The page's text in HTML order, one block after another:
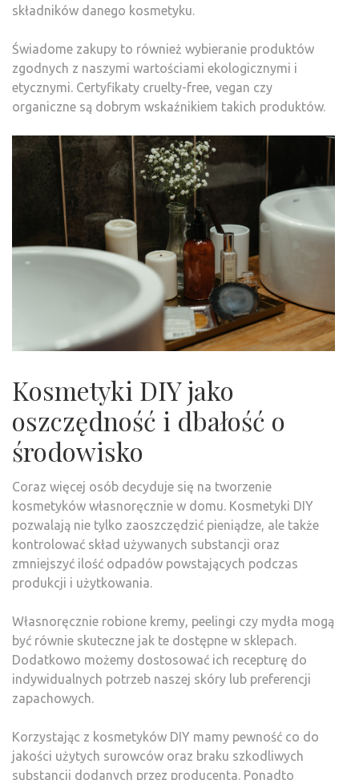
składników danego kosmetyku.
Świadome zakupy to również wybieranie produktów
zgodnych z naszymi wartościami ekologicznymi i
etycznymi. Certyfikaty cruelty-free, vegan czy
organiczne są dobrym wskaźnikiem takich produktów.
Kosmetyki DIY jako
oszczędność i dbałość o
środowisko
Coraz więcej osób decyduje się na tworzenie
kosmetyków własnoręcznie w domu. Kosmetyki DIY
pozwalają nie tylko zaoszczędzić pieniądze, ale także
kontrolować skład używanych substancji oraz
zmniejszyć ilość odpadów powstających podczas
produkcji i użytkowania.
Własnoręcznie robione kremy, peelingi czy mydła mogą
być równie skuteczne jak te dostępne w sklepach.
Dodatkowo możemy dostosować ich recepturę do
indywidualnych potrzeb naszej skóry lub preferencji
zapachowych.
Korzystając z kosmetyków DIY mamy pewność co do
jakości użytych surowców oraz braku szkodliwych
substancji dodanych przez producenta. Ponadto